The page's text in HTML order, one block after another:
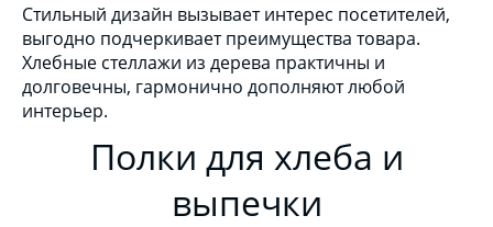
Стильный дизайн вызывает интерес посетителей,
выгодно подчеркивает преимущества товара.
Хлебные стеллажи из дерева практичны и
долговечны, гармонично дополняют любой
интерьер.
Полки для хлеба и
выпечки